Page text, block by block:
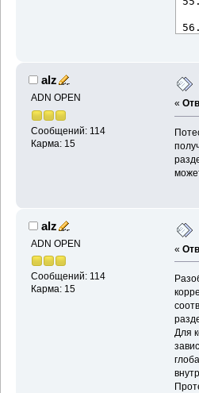
alz
ADN OPEN
Сообщений: 114
Карма: 15
«
alz
ADN OPEN
Сообщений: 114
Карма: 15
«
Для